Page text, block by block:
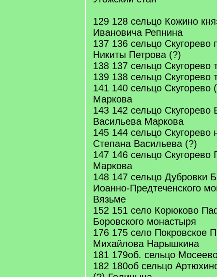
129 128 сельцо Кожино
Ивановича Репнина
137 136 сельцо Скугорево
Никиты Петрова (?)
138 137 сельцо Скугорево
139 138 сельцо Скугорево
141 140 сельцо Скугорево
Маркова
143 142 сельцо Скугорево
Васильева Маркова
145 144 сельцо Скугорево
Степана Васильева (?)
147 146 сельцо Скугорево
Маркова
148 147 сельцо Дубровки
Иоанно-Предтеченского
Вязьме
152 151 село Корюково
Боровского монастыря
176 175 село Покровское
Михайлова Нарышкина
181 179об. сельцо
182 180об сельцо